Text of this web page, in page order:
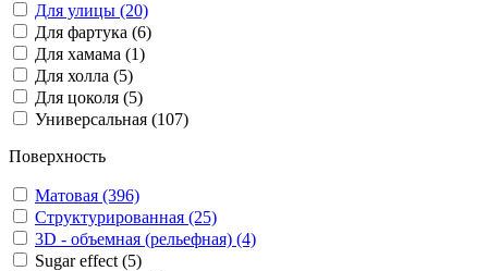
Для улицы (20)
Для фартука (6)
Для хамама (1)
Для холла (5)
Для цоколя (5)
Универсальная (107)
Поверхность
Матовая (396)
Структурированная (25)
3D - объемная (рельефная) (4)
Sugar effect (5)